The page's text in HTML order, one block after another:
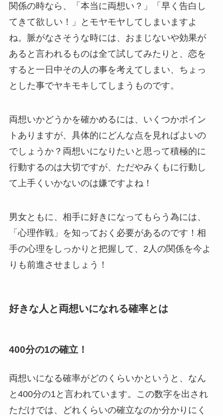
関係の時なら、「本当に両想い？」「早く告白し
てきて欲しい！」とモヤモヤしてしまいますよ
ね。脈がなさそうな時には、おまじないや効果が
あると言われるものは全て試してみたりと、恋を
すると一日中その人の事を考えてしまい、ちょっ
とした事でヤキモキしてしまうものです。
両想いかどうかを確かめるには、いくつかポイン
トありますが、具体的にどんな点を見ればよいの
でしょうか？両想いになりたいと思って積極的に
行動するのは大切ですが、ただやみくもに行動し
て上手くいかないのは嫌ですよね！
男女ともに、相手に好きになってもらう為には、
「心理作戦」を知っておく必要があるのです！相
手の心理をしっかりと把握して、2人の関係を今よ
りも前進させましょう！
好きな人と両想いになれる確率とは
400分の1の確立！
両想いになる確率がどのくらいかというと、なん
と400分の1と言われています。この数字を出され
ただけでは、どれくらいの確立なのか分かりにく